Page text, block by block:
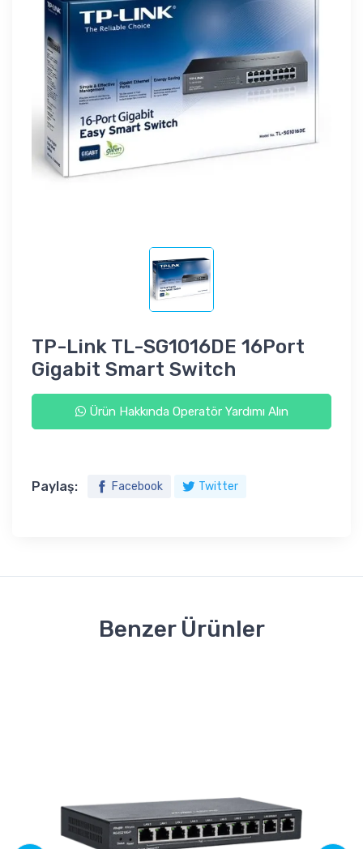
TP-Link TL-SG1016DE 16Port
Gigabit Smart Switch
Ürün Hakkında Operatör Yardımı Alın
Paylaş: Facebook Twitter
Benzer Ürünler